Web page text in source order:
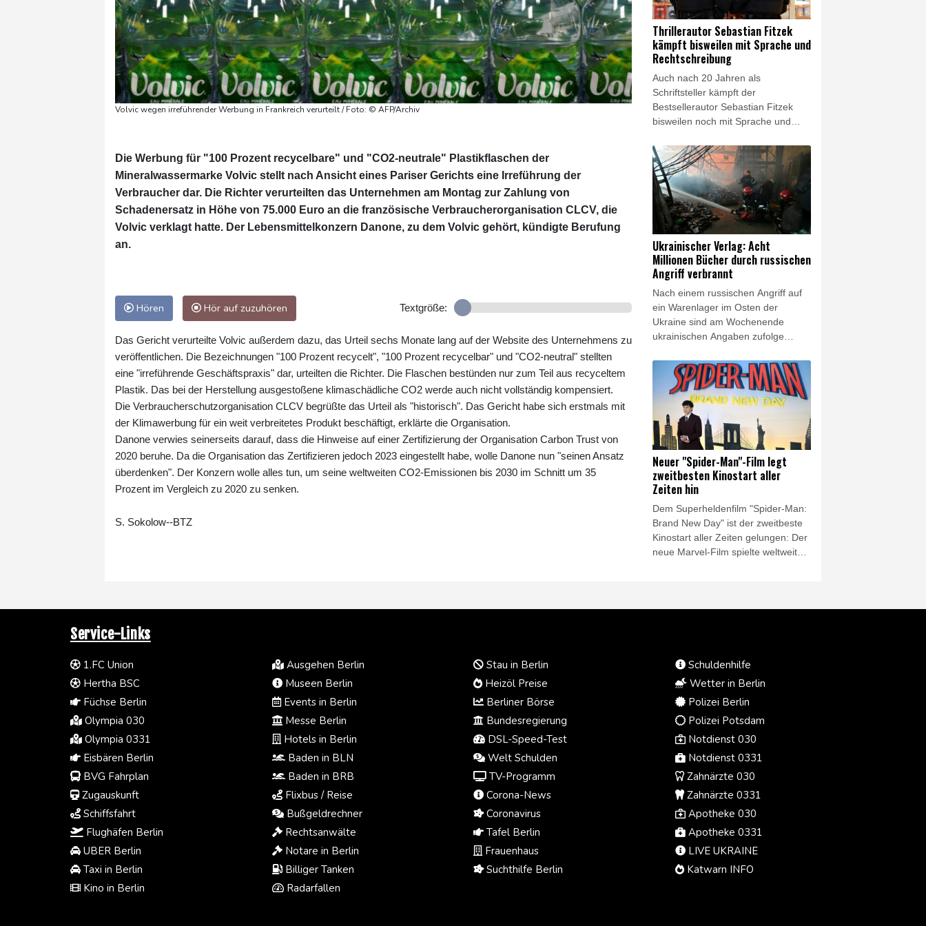
Volvic wegen irreführender Werbung in Frankreich verurteilt / Foto: © AFP/Archiv
Die Werbung für "100 Prozent recycelbare" und "CO2-neutrale" Plastikflaschen der
Mineralwassermarke Volvic stellt nach Ansicht eines Pariser Gerichts eine Irreführung der
Verbraucher dar. Die Richter verurteilten das Unternehmen am Montag zur Zahlung von
Schadenersatz in Höhe von 75.000 Euro an die französische Verbraucherorganisation CLCV, die
Volvic verklagt hatte. Der Lebensmittelkonzern Danone, zu dem Volvic gehört, kündigte Berufung
an.
Hören Hör auf zuzuhören Textgröße:
Das Gericht verurteilte Volvic außerdem dazu, das Urteil sechs Monate lang auf der Website des Unternehmens zu
veröffentlichen. Die Bezeichnungen "100 Prozent recycelt", "100 Prozent recycelbar" und "CO2-neutral" stellten
eine "irreführende Geschäftspraxis" dar, urteilten die Richter. Die Flaschen bestünden nur zum Teil aus recyceltem
Plastik. Das bei der Herstellung ausgestoßene klimaschädliche CO2 werde auch nicht vollständig kompensiert.
Die Verbraucherschutzorganisation CLCV begrüßte das Urteil als "historisch". Das Gericht habe sich erstmals mit
der Klimawerbung für ein weit verbreitetes Produkt beschäftigt, erklärte die Organisation.
Danone verwies seinerseits darauf, dass die Hinweise auf einer Zertifizierung der Organisation Carbon Trust von
2020 beruhe. Da die Organisation das Zertifizieren jedoch 2023 eingestellt habe, wolle Danone nun "seinen Ansatz
überdenken". Der Konzern wolle alles tun, um seine weltweiten CO2-Emissionen bis 2030 im Schnitt um 35
Prozent im Vergleich zu 2020 zu senken.
S. Sokolow--BTZ
Paradis' Agent am Donnerstag in
einer Erklärung mit. Paradis und
Benchetrit hatten am 30. Juni 2018
geheiratet.
Thrillerautor Sebastian Fitzek
kämpft bisweilen mit Sprache und
Rechtschreibung
Auch nach 20 Jahren als
Schriftsteller kämpft der
Bestsellerautor Sebastian Fitzek
bisweilen noch mit Sprache und
zu viele Sätze mit einem Komma
und 'dass'", sagte der 54-jährige der
"Neuen Osnabrücker Zeitung" laut
Mitteilung vom Dienstag. Schon
häufiger sei ihm zudem ein
bestimmter Rechtschreibfehler
unterlaufen. "Der ist sogar auch
schon gedruckt worden:
'Schweinwerfer'."
Ukrainischer Verlag: Acht
Millionen Bücher durch russischen
Angriff verbrannt
Nach einem russischen Angriff auf
ein Warenlager im Osten der
Ukraine sind am Wochenende
ukrainischen Angaben zufolge
als acht Millionen Bücher wurden in
dem Feuer zerstört, darunter
Lehrbücher für Kinder", teilte der
Verlag Ranok am Montag in
Onlinenetzwerken mit. Es handele
sich um "den größten Verlust in der
ukrainischen Buchinfrastruktur" seit
Beginn des russischen
Angriffskriegs im Februar 2022.
Neuer "Spider-Man"-Film legt
zweitbesten Kinostart aller
Zeiten hin
Dem Superheldenfilm "Spider-Man:
Brand New Day" ist der zweitbeste
Kinostart aller Zeiten gelungen: Der
neue Marvel-Film spielte weltweit
Nordamerika, wie am Sonntag
Datenbank Box Office Mojo ein
noch besseres Kinodebüt: Der
Marvel-Streifen "Avengers:
Endgame" spielte 2019 am
Wochenende seines weltweiten
Kinostarts 1,2 Milliarden Dollar ein.
Service-Links
1.FC Union
Hertha BSC
Füchse Berlin
Olympia 030
Olympia 0331
Eisbären Berlin
BVG Fahrplan
Zugauskunft
Schiffsfahrt
Flughäfen Berlin
UBER Berlin
Taxi in Berlin
Kino in Berlin
Ausgehen Berlin
Museen Berlin
Events in Berlin
Messe Berlin
Hotels in Berlin
Baden in BLN
Baden in BRB
Flixbus / Reise
Bußgeldrechner
Rechtsanwälte
Notare in Berlin
Billiger Tanken
Radarfallen
Stau in Berlin
Heizöl Preise
Berliner Börse
Bundesregierung
DSL-Speed-Test
Welt Schulden
TV-Programm
Corona-News
Coronavirus
Tafel Berlin
Frauenhaus
Suchthilfe Berlin
Schuldenhilfe
Wetter in Berlin
Polizei Berlin
Polizei Potsdam
Notdienst 030
Notdienst 0331
Zahnärzte 030
Zahnärzte 0331
Apotheke 030
Apotheke 0331
LIVE UKRAINE
Katwarn INFO